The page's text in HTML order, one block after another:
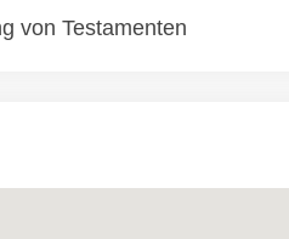
von Testamenten